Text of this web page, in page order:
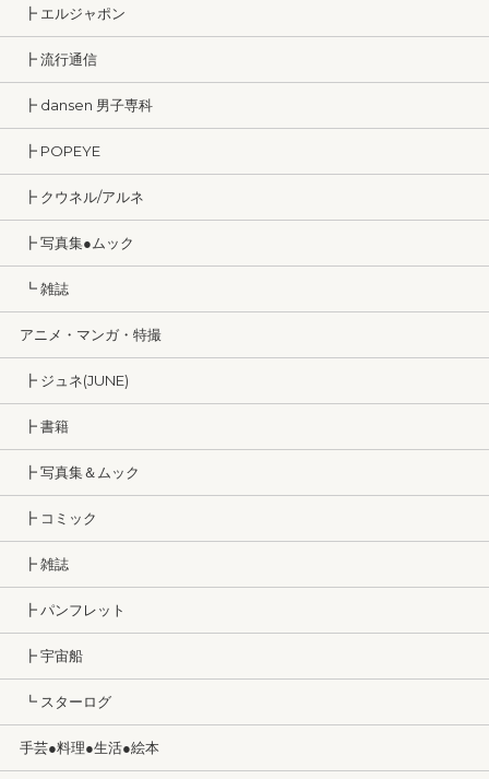
┣ エルジャポン
┣ 流行通信
┣ dansen 男子専科
┣ POPEYE
┣ クウネル/アルネ
┣ 写真集●ムック
┗ 雑誌
アニメ・マンガ・特撮
┣ ジュネ(JUNE)
┣ 書籍
┣ 写真集＆ムック
┣ コミック
┣ 雑誌
┣ パンフレット
┣ 宇宙船
┗ スターログ
手芸●料理●生活●絵本